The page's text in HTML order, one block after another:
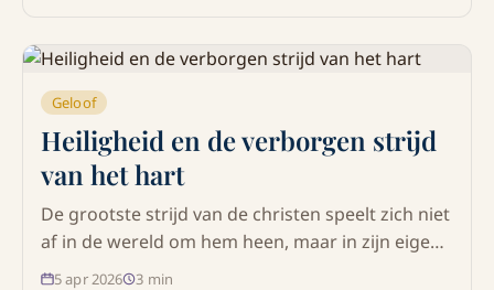
Geloof
Heiligheid en de verborgen strijd
van het hart
De grootste strijd van de christen speelt zich niet
af in de wereld om hem heen, maar in zijn eigen
hart. Ontdek wat de Bijbel leert over heiligheid,
5 apr 2026 3 min